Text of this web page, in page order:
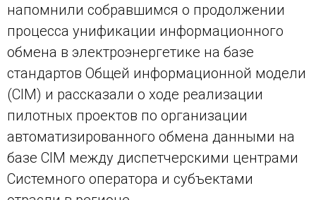
напомнили собравшимся о продолжении
процесса унификации информационного
обмена в электроэнергетике на базе
стандартов Общей информационной модели
(CIM) и рассказали о ходе реализации
пилотных проектов по организации
автоматизированного обмена данными на
базе CIM между диспетчерскими центрами
Системного оператора и субъектами